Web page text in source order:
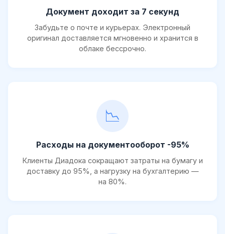
Документ доходит за 7 секунд
Забудьте о почте и курьерах. Электронный
оригинал доставляется мгновенно и хранится в
облаке бессрочно.
📉
Расходы на документооборот -95%
Клиенты Диадока сокращают затраты на бумагу и
доставку до 95%, а нагрузку на бухгалтерию —
на 80%.